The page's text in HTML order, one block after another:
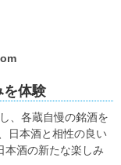
を体験
、各蔵自慢の銘酒を
日本酒と相性の良い
本酒の新たな楽しみ